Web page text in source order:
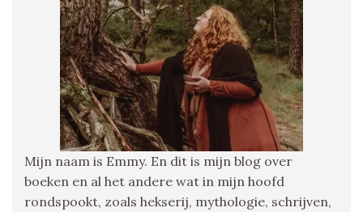
Mijn naam is Emmy. En dit is mijn blog over
boeken en al het andere wat in mijn hoofd
rondspookt, zoals hekserij, mythologie, schrijven,